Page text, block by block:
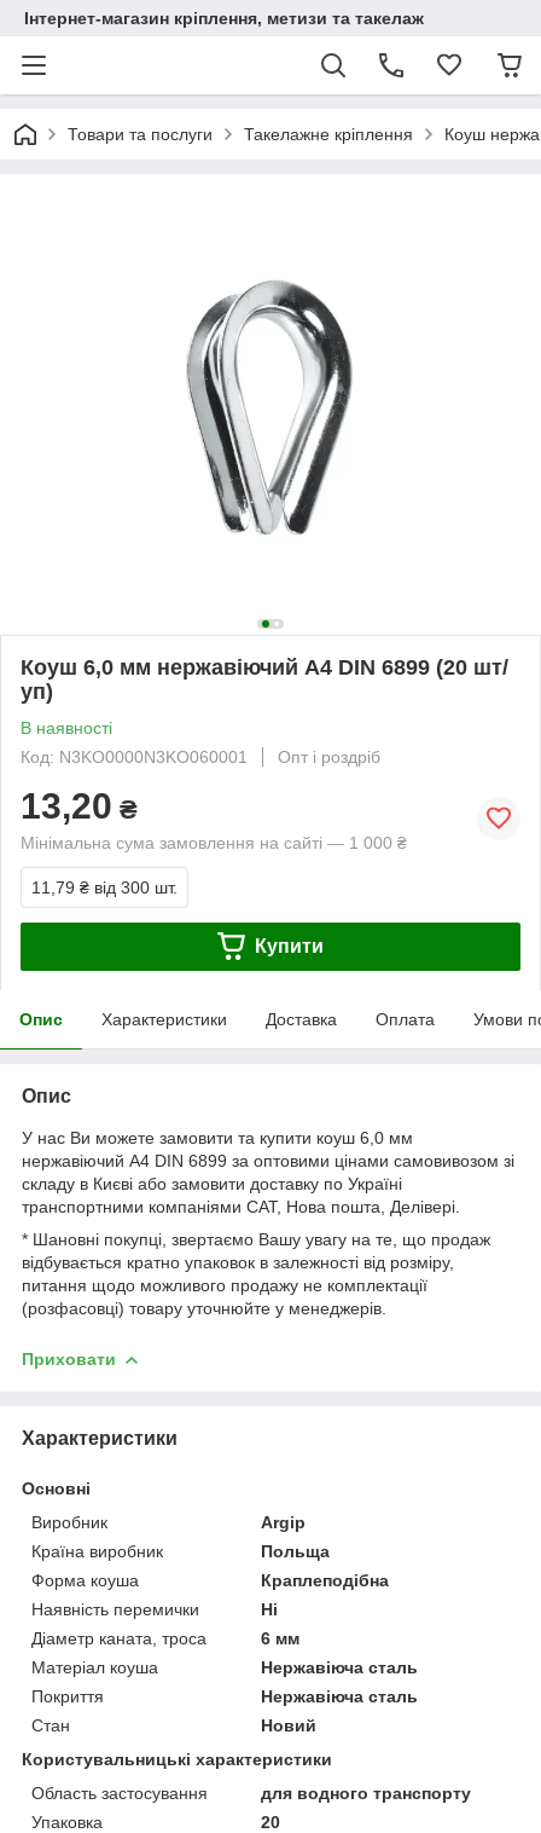
Інтернет-магазин кріплення, метизи та такелаж
Товари та послуги Такелажне кріплення Коуш
Коуш 6,0 мм нержавіючий А4 DIN 6899 (20 шт/
уп)
В наявності
Код: N3KO0000N3KO060001
Опт і роздріб
13,20 ₴
Мінімальна сума замовлення на сайті — 1 000 ₴
11,79 ₴ від 300 шт.
Купити
Опис Характеристики Доставка Оплата Умови
Опис
У нас Ви можете замовити та купити коуш 6,0 мм
нержавіючий А4 DIN 6899 за оптовими цінами самовивозом зі
складу в Києві або замовити доставку по Україні
транспортними компаніями САТ, Нова пошта, Делівері.
* Шановні покупці, звертаємо Вашу увагу на те, що продаж
відбувається кратно упаковок в залежності від розміру,
питання щодо можливого продажу не комплектації
(розфасовці) товару уточнюйте у менеджерів.
Приховати
Характеристики
Основні
Виробник
Argip
Країна виробник
Польща
Форма коуша
Краплеподібна
Наявність перемички
Ні
Діаметр каната, троса
6 мм
Матеріал коуша
Нержавіюча сталь
Покриття
Нержавіюча сталь
Стан
Новий
Користувальницькі характеристики
Область застосування
для водного транспорту
Упаковка
20